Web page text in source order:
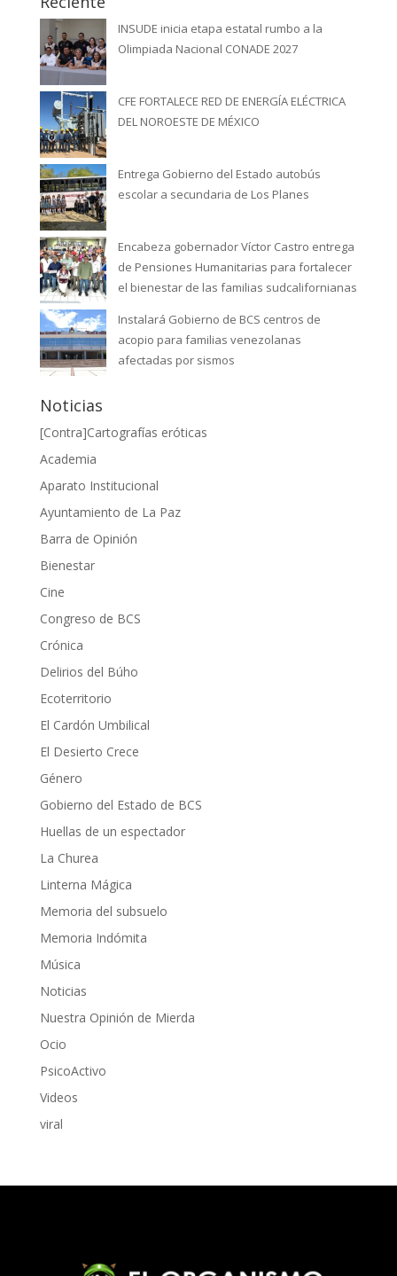
INSUDE inicia etapa estatal rumbo a la
Olimpiada Nacional CONADE 2027
CFE FORTALECE RED DE ENERGÍA ELÉCTRICA
DEL NOROESTE DE MÉXICO
Entrega Gobierno del Estado autobús
escolar a secundaria de Los Planes
Encabeza gobernador Víctor Castro entrega
de Pensiones Humanitarias para fortalecer
el bienestar de las familias sudcalifornianas
Instalará Gobierno de BCS centros de
acopio para familias venezolanas
afectadas por sismos
Noticias
[Contra]Cartografías eróticas
Academia
Aparato Institucional
Ayuntamiento de La Paz
Barra de Opinión
Bienestar
Cine
Congreso de BCS
Crónica
Delirios del Búho
Ecoterritorio
El Cardón Umbilical
El Desierto Crece
Género
Gobierno del Estado de BCS
Huellas de un espectador
La Churea
Linterna Mágica
Memoria del subsuelo
Memoria Indómita
Música
Noticias
Nuestra Opinión de Mierda
Ocio
PsicoActivo
Videos
viral